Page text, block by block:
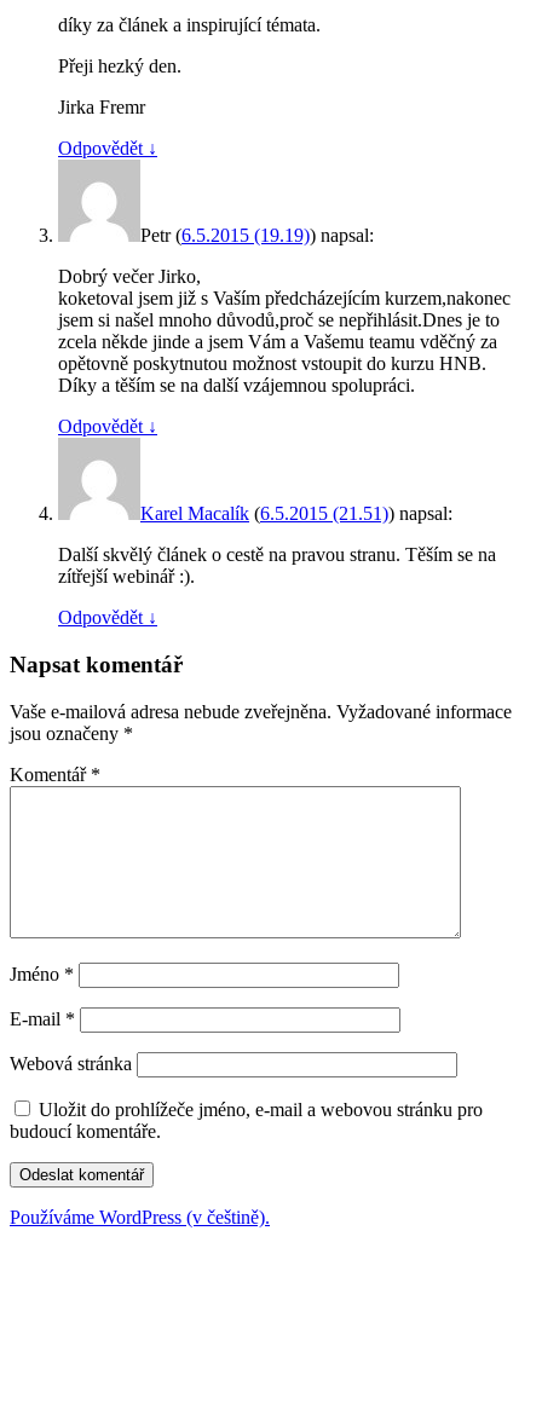
díky za článek a inspirující témata.
Přeji hezký den.
Jirka Fremr
Odpovědět ↓
Petr(6.5.2015 (19.19)) napsal:
Dobrý večer Jirko,
koketoval jsem již s Vaším předcházejícím kurzem,nakonec
jsem si našel mnoho důvodů,proč se nepřihlásit.Dnes je to
zcela někde jinde a jsem Vám a Vašemu teamu vděčný za
opětovně poskytnutou možnost vstoupit do kurzu HNB.
Díky a těším se na další vzájemnou spolupráci.
Odpovědět ↓
Karel Macalík (6.5.2015 (21.51)) napsal:
Další skvělý článek o cestě na pravou stranu. Těším se na
zítřejší webinář :).
Odpovědět ↓
Napsat komentář
Vaše e-mailová adresa nebude zveřejněna. Vyžadované informace
jsou označeny *
Komentář *
Jméno *
E-mail *
Webová stránka
Uložit do prohlížeče jméno, e-mail a webovou stránku pro
budoucí komentáře.
Používáme WordPress (v češtině).